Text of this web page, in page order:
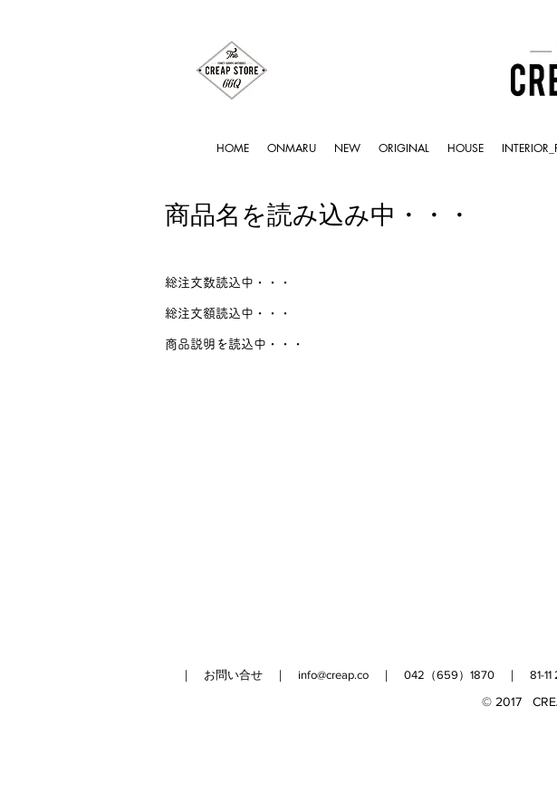
HOME ONMARU NEW ORIGINAL HOUSE
商品名を読み込み中・・・
総注文数読込中・・・
総注文額読込中・・・
商品説明を読込中・・・
｜ お問い合せ ｜ info@creap.co ｜ 042（659）1870 ｜ 81-11
© 2017